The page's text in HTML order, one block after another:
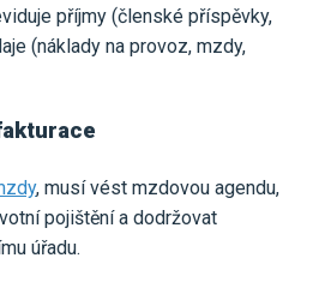
příjmy (členské příspěvky,
(náklady na provoz, mzdy,
, musí vést mzdovou agendu,
pojištění a dodržovat
úřadu.